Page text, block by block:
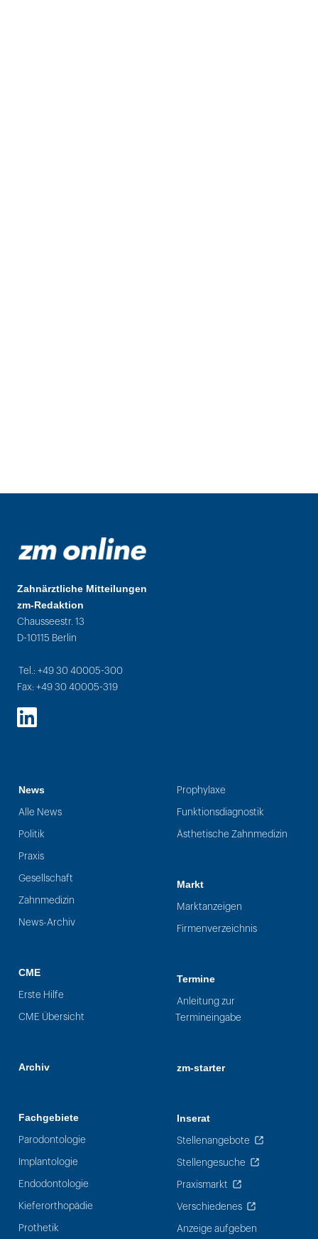
Zahnärztliche Mitteilungen
zm-Redaktion
Chausseestr. 13
D-10115 Berlin
Tel.: +49 30 40005-300
Fax: +49 30 40005-319
LinkedIn
News
Alle News
Politik
Praxis
Gesellschaft
Zahnmedizin
News-Archiv
CME
Erste Hilfe
CME Übersicht
Archiv
Fachgebiete
Parodontologie
Implantologie
Endodontologie
Kieferorthopädie
Prothetik
Prophylaxe
Funktionsdiagnostik
Ästhetische Zahnmedizin
Markt
Marktanzeigen
Firmenverzeichnis
Termine
Anleitung zur
Termineingabe
zm-starter
Inserat
Stellenangebote
Stellengesuche
Praxismarkt
Verschiedenes
Anzeige aufgeben